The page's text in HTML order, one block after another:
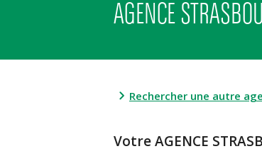
AGENCE
Rechercher une autre
Votre AGENCE